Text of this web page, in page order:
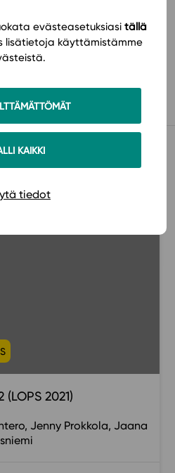
evästeasetuksiasi tällä
lisätietoja käyttämistämme
KAIKKI
tiedot
2021)
Jenny Prokkola Jaana